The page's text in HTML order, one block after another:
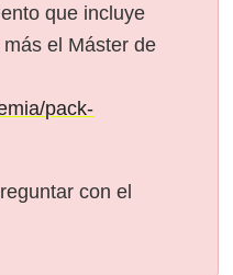
que incluye
el Máster de
pack-
con el